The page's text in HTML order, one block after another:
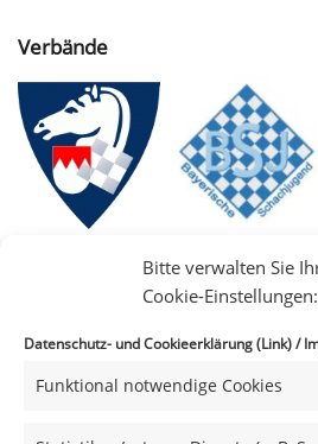
Bitte verwalten Sie
Cookie-Einstellungen:
Datenschutz- und Cookieerklärung (Link)/
Funktional notwendige Cookies
Verbände